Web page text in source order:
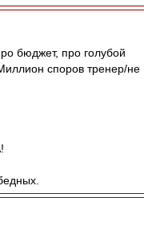
бюджет, про голубой
споров тренер/не